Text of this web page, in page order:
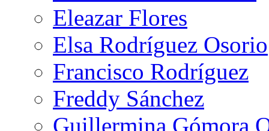
Eleazar Flores
Elsa Rodríguez Osorio
Francisco Rodríguez
Freddy Sánchez
Guillermina Gómora